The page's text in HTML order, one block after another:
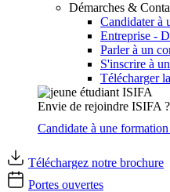
Démarches &
Candidater à
Entreprise -
Parler à un
S'inscrire à
Télécharger
Envie de rejoindre ISIFA ?
Candidate à une formation
Téléchargez notre brochure
Portes ouvertes